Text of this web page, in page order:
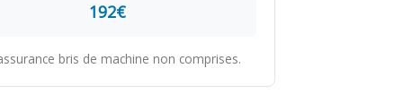
192€
bris de machine non comprises.